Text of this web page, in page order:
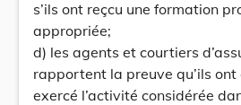
s’ils ont reçcu une formation
appropriée;
d) les agents et courtiers
rapportent la preuve qu’ils
exercé l’activité considérée